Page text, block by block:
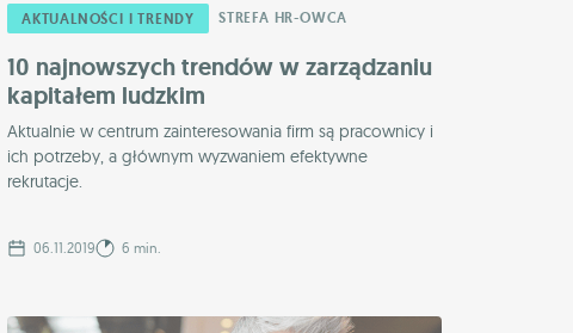
AKTUALNOŚCI I TRENDY STREFA HR-OWCA
10 najnowszych trendów w zarządzaniu
kapitałem ludzkim
Aktualnie w centrum zainteresowania firm są pracownicy i
ich potrzeby, a głównym wyzwaniem efektywne
rekrutacje.
06.11.2019 6 min.